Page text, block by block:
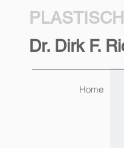
Dr. Dirk F.
Home